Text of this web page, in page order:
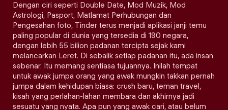
Dengan ciri seperti Double Date, Mod Muzik, Mod
Astrologi, Pasport, Matlamat Perhubungan dan
Pengesahan foto, Tinder terus menjadi aplikasi janji temu
paling popular di dunia yang tersedia di 190 negara,
dengan lebih 55 bilion padanan tercipta sejak kami
melancarkan Leret. Di sebalik setiap padanan itu, ada insan
sebenar. Itu memang sentiasa tujuannya. Inilah tempat
untuk awak jumpa orang yang awak mungkin takkan pernah
jumpa dalam kehidupan biasa: crush baru, teman travel,
kisah yang perlahan-lahan membara dan akhirnya jadi
sesuatu yang nyata. Apa pun yang awak cari, atau belum